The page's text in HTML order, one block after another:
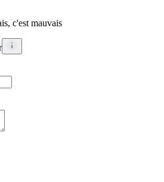
c'est mauvais